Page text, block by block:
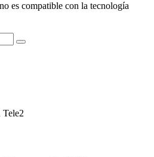
es compatible con la tecnología
Tele2